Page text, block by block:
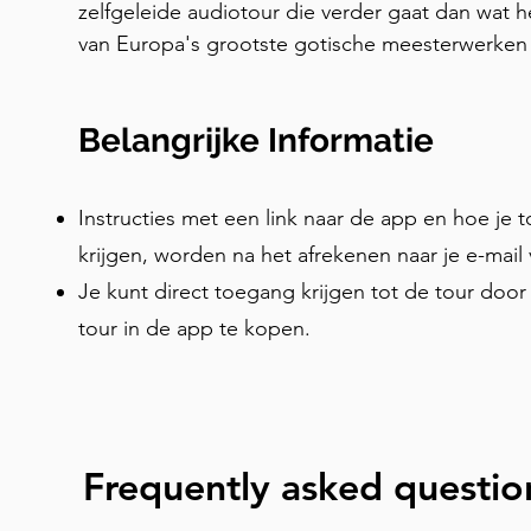
verwijzend naar Petrus' ontkenning en
werkende automaat ter wereld — en een
zelfgeleide audiotour die verder gaat dan wat
van Europa's grootste gotische
adembenemende glas-in-loodramen en
elke stop onthult een boeiend verhaal dat je
standaardrondleidingen. Ontdek waarom de
hond bevat die naar verluidt geluk brengt, hoe
symbool van Europese eenheid werd, en
unieke wijze driedimensionaal is afgebeeld.
Kathedraal van Straatsburg buitengewoon
Belangrijke Informatie
Instructies met een link naar de app en hoe je
krijgen, worden na het afrekenen naar je e-mail
Je kunt direct toegang krijgen tot de tour
tour in de app te kopen.
Frequently asked